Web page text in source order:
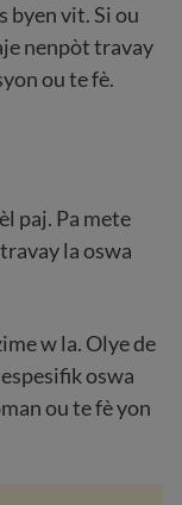
byen vit. Si ou
nenpòt travay
ou te fè.
paj. Pa mete
la oswa
w la. Olye de
oswa
ou te fè yon